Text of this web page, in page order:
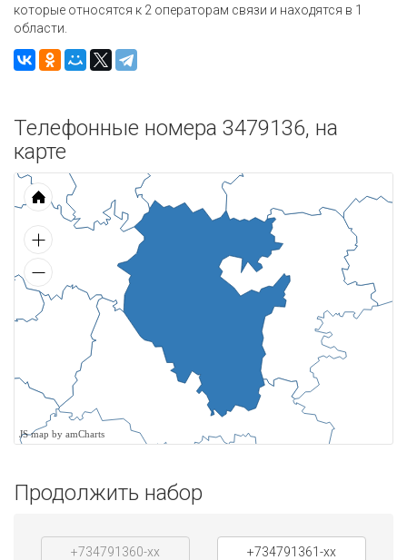
которые относятся к 2 операторам связи и находятся в 1
области.
Телефонные номера 3479136, на
карте
JS map by amCharts
Продолжить набор
+734791360-xx +734791361-xx